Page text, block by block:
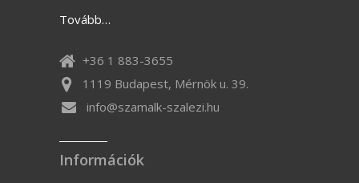
Tovább…
+36 1 883-3655
1119 Budapest, Mérnök u. 39.
info@szamalk-szalezi.hu
Információk